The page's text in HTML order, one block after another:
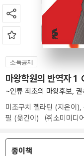
소득공제
마왕학원의 반역자 1
~인류 최초의 마왕후보,
미조구치 젤라틴 (지은이),
필 (옮긴이) ㈜소미미디어
종이책